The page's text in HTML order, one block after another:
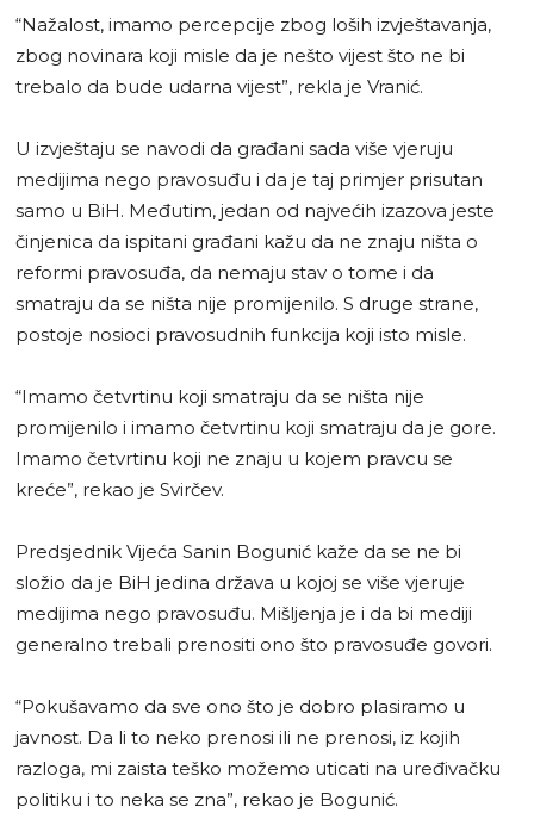
“Nažalost, imamo percepcije zbog loših izvještavanja,
zbog novinara koji misle da je nešto vijest što ne bi
trebalo da bude udarna vijest”, rekla je Vranić.
U izvještaju se navodi da građani sada više vjeruju
medijima nego pravosuđu i da je taj primjer prisutan
samo u BiH. Međutim, jedan od najvećih izazova jeste
činjenica da ispitani građani kažu da ne znaju ništa o
reformi pravosuđa, da nemaju stav o tome i da
smatraju da se ništa nije promijenilo. S druge strane,
postoje nosioci pravosudnih funkcija koji isto misle.
“Imamo četvrtinu koji smatraju da se ništa nije
promijenilo i imamo četvrtinu koji smatraju da je gore.
Imamo četvrtinu koji ne znaju u kojem pravcu se
kreće”, rekao je Svirčev.
Predsjednik Vijeća Sanin Bogunić kaže da se ne bi
složio da je BiH jedina država u kojoj se više vjeruje
medijima nego pravosuđu. Mišljenja je i da bi mediji
generalno trebali prenositi ono što pravosuđe govori.
“Pokušavamo da sve ono što je dobro plasiramo u
javnost. Da li to neko prenosi ili ne prenosi, iz kojih
razloga, mi zaista teško možemo uticati na uređivačku
politiku i to neka se zna”, rekao je Bogunić.